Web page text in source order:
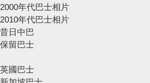
2000年代巴士相片
2010年代巴士相片
昔日中巴
保留巴士
英國巴士